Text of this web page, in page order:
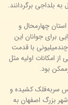
بلداجی برگردانند.
چهارمحال و
برای جوانان این
با قدمت
امکانات اولیه مثل
بود.
سربه‌فلک کشیده و
بزرگ اصفهان به